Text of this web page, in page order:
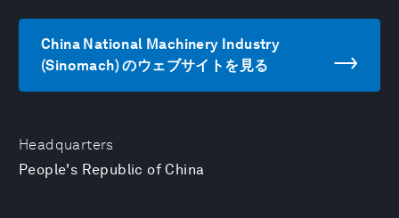
Headquarters
People's Republic of China
China National Machinery Industry
(Sinomach) のウェブサイトを見る